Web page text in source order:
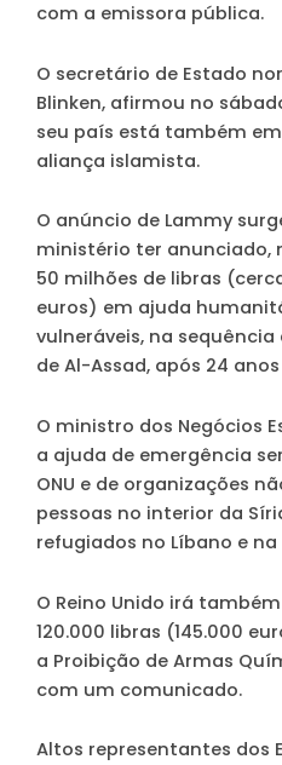
com a emissora pública.
O secretário de Estado
Blinken, afirmou no
seu país está também
aliança islamista.
O anúncio de Lammy
ministério ter anunciado,
50 milhões de libras
euros) em ajuda
vulneráveis, na
de Al-Assad, após 24
O ministro dos Negócios
a ajuda de emergência
ONU e de organizações
pessoas no interior da
refugiados no Líbano e
O Reino Unido irá
120.000 libras (145.000
a Proibição de Armas
com um comunicado.
Altos representantes dos